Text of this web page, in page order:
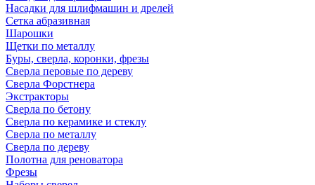
Насадки для шлифмашин и дрелей
Сетка абразивная
Шарошки
Щетки по металлу
Буры, сверла, коронки, фрезы
Сверла перовые по дереву
Сверла Форстнера
Экстракторы
Сверла по бетону
Сверла по керамике и стеклу
Сверла по металлу
Сверла по дереву
Полотна для реноватора
Фрезы